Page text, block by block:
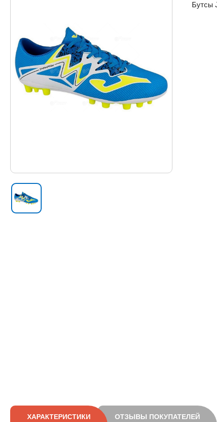
Бутсы
ХАРАКТЕРИСТИКИ ОТЗЫВЫ ПОКУПАТЕЛЕЙ